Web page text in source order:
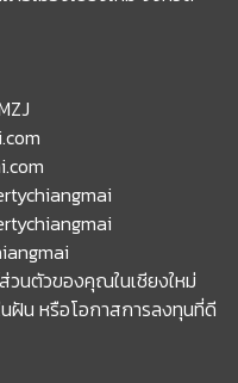
วนตัวของคุณในเชียงใหม่
ฝัน หรือโอกาสการลงทุนที่ดี